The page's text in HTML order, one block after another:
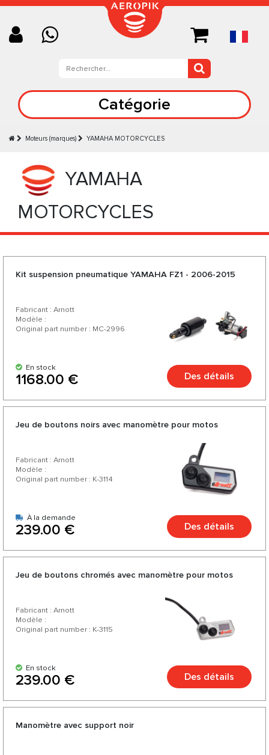
Catégorie
Moteurs (marques) YAMAHA MOTORCYCLES
YAMAHA
MOTORCYCLES
Kit suspension pneumatique YAMAHA FZ1 - 2006-2015
Fabricant : Arnott
Modèle :
Original part number : MC-2996
En stock
1168.00 € Des détails
Jeu de boutons noirs avec manomètre pour motos
Fabricant : Arnott
Modèle :
Original part number : K-3114
À la demande
239.00 € Des détails
Jeu de boutons chromés avec manomètre pour motos
Fabricant : Arnott
Modèle :
Original part number : K-3115
En stock
239.00 € Des détails
Manomètre avec support noir